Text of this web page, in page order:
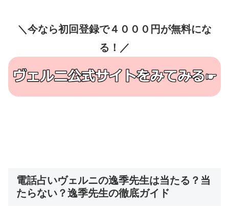
＼今なら初回登録で４０００円が無料にな
る！／
電話占いヴェルニの逸季先生は当たる？当
たらない？逸季先生の徹底ガイド